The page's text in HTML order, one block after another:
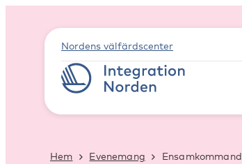
Nordens välfärdscenter
Hem Evenemang